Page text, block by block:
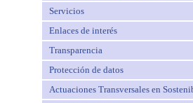
Servicios
Enlaces de interés
Transparencia
Protección de datos
Actuaciones Transversales en